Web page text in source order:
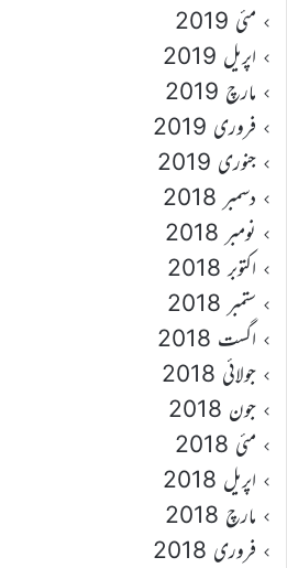
مئی 2019
اپریل 2019
مارچ 2019
فروری 2019
جنوری 2019
دسمبر 2018
نومبر 2018
اکتوبر 2018
ستمبر 2018
اگست 2018
جولائی 2018
جون 2018
مئی 2018
اپریل 2018
مارچ 2018
فروری 2018